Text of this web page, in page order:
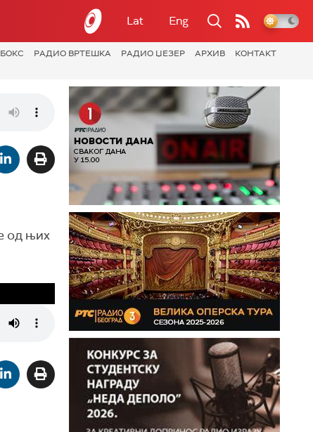
Lat Eng
РАДИО ВРТЕШКА РАДИО ЏЕЗЕР АРХИВ
КОНТАКТ
од њих